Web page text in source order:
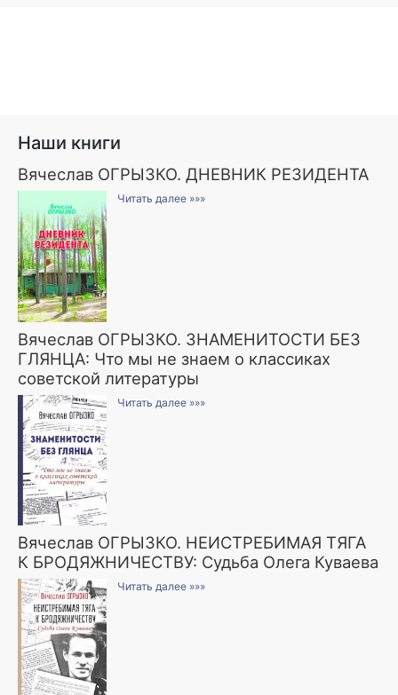
Наши книги
Вячеслав ОГРЫЗКО. ДНЕВНИК РЕЗИДЕНТА
Читать далее »»»
Вячеслав ОГРЫЗКО. ЗНАМЕНИТОСТИ БЕЗ
ГЛЯНЦА: Что мы не знаем о классиках
советской литературы
Читать далее »»»
Вячеслав ОГРЫЗКО. НЕИСТРЕБИМАЯ ТЯГА
К БРОДЯЖНИЧЕСТВУ: Судьба Олега Куваева
Читать далее »»»